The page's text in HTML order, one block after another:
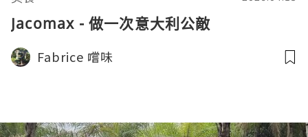
Jacomax - 做一次意大利公敵
Fabrice 嚐味